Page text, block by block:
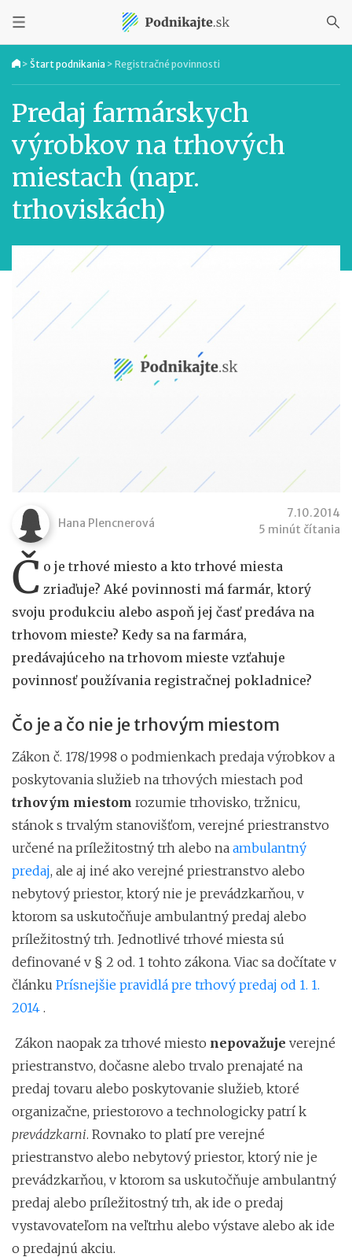
> Štart podnikania > Registračné povinnosti
Predaj farmárskych
výrobkov na trhových
miestach (napr.
trhoviskách)
Hana Plencnerová
7.10.2014
5 minút čítania
Č o je trhové miesto a kto trhové miesta
zriaďuje? Aké povinnosti má farmár, ktorý
svoju produkciu alebo aspoň jej časť predáva na
trhovom mieste? Kedy sa na farmára,
predávajúceho na trhovom mieste vzťahuje
povinnosť používania registračnej pokladnice?
Čo je a čo nie je trhovým miestom
Zákon č. 178/1998 o podmienkach predaja výrobkov a
poskytovania služieb na trhových miestach pod
trhovým miestom rozumie trhovisko, tržnicu,
stánok s trvalým stanovišťom, verejné priestranstvo
určené na príležitostný trh alebo na ambulantný
predaj, ale aj iné ako verejné priestranstvo alebo
nebytový priestor, ktorý nie je prevádzkarňou, v
ktorom sa uskutočňuje ambulantný predaj alebo
príležitostný trh. Jednotlivé trhové miesta sú
definované v § 2 od. 1 tohto zákona. Viac sa dočítate v
článku Prísnejšie pravidlá pre trhový predaj od 1. 1.
2014 .
Zákon naopak za trhové miesto nepovažuje verejné
priestranstvo, dočasne alebo trvalo prenajaté na
predaj tovaru alebo poskytovanie služieb, ktoré
organizačne, priestorovo a technologicky patrí k
prevádzkarni. Rovnako to platí pre verejné
priestranstvo alebo nebytový priestor, ktorý nie je
prevádzkarňou, v ktorom sa uskutočňuje ambulantný
predaj alebo príležitostný trh, ak ide o predaj
vystavovateľom na veľtrhu alebo výstave alebo ak ide
o predajnú akciu.